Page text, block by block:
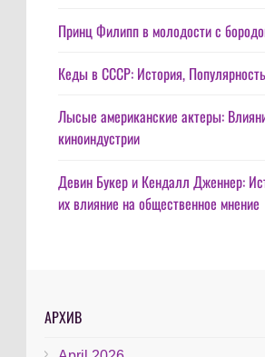
Принц Филипп в молодости с
Кеды в СССР: История,
Лысые американские актеры:
киноиндустрии
Девин Букер и Кендалл Дженнер:
их влияние на общественное мнение
АРХИВ